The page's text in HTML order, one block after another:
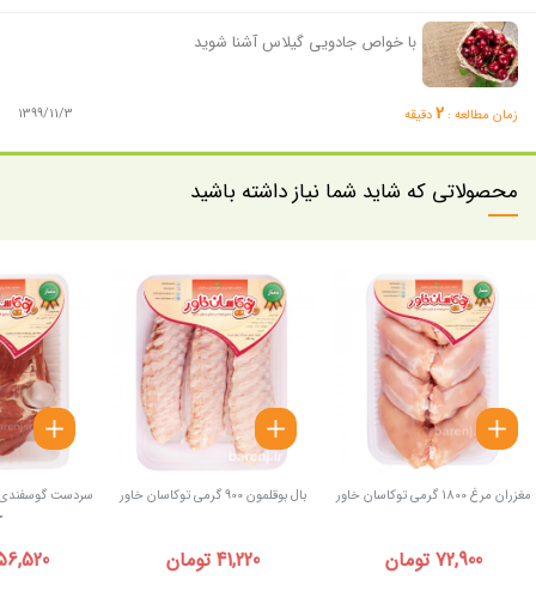
با خواص جادویی گیلاس آشنا شوید
زمان مطالعه : 2دقیقه 1399/11/3
محصولاتی که شاید شما نیاز داشته باشید
مغزران مرغ 1800 گرمی توکاسان خاور
72,900 تومان
بال بوقلمون 900 گرمی توکاسان خاور
41,220 تومان 356,520